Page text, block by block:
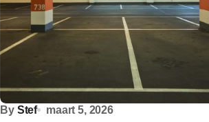
By Stef maart 5, 2026